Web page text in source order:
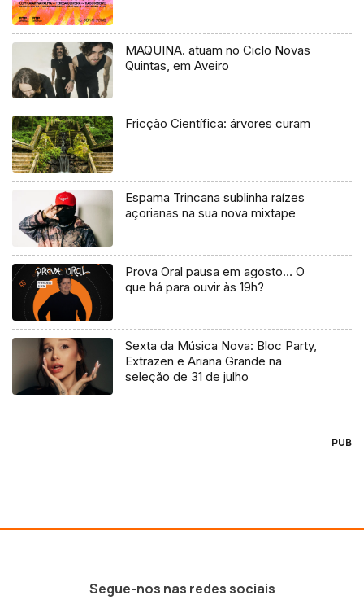
MAQUINA. atuam no Ciclo Novas
Quintas, em Aveiro
Fricção Científica: árvores curam
Espama Trincana sublinha raízes
açorianas na sua nova mixtape
Prova Oral pausa em agosto… O
que há para ouvir às 19h?
Sexta da Música Nova: Bloc Party,
Extrazen e Ariana Grande na
seleção de 31 de julho
PUB
Segue-nos nas redes sociais